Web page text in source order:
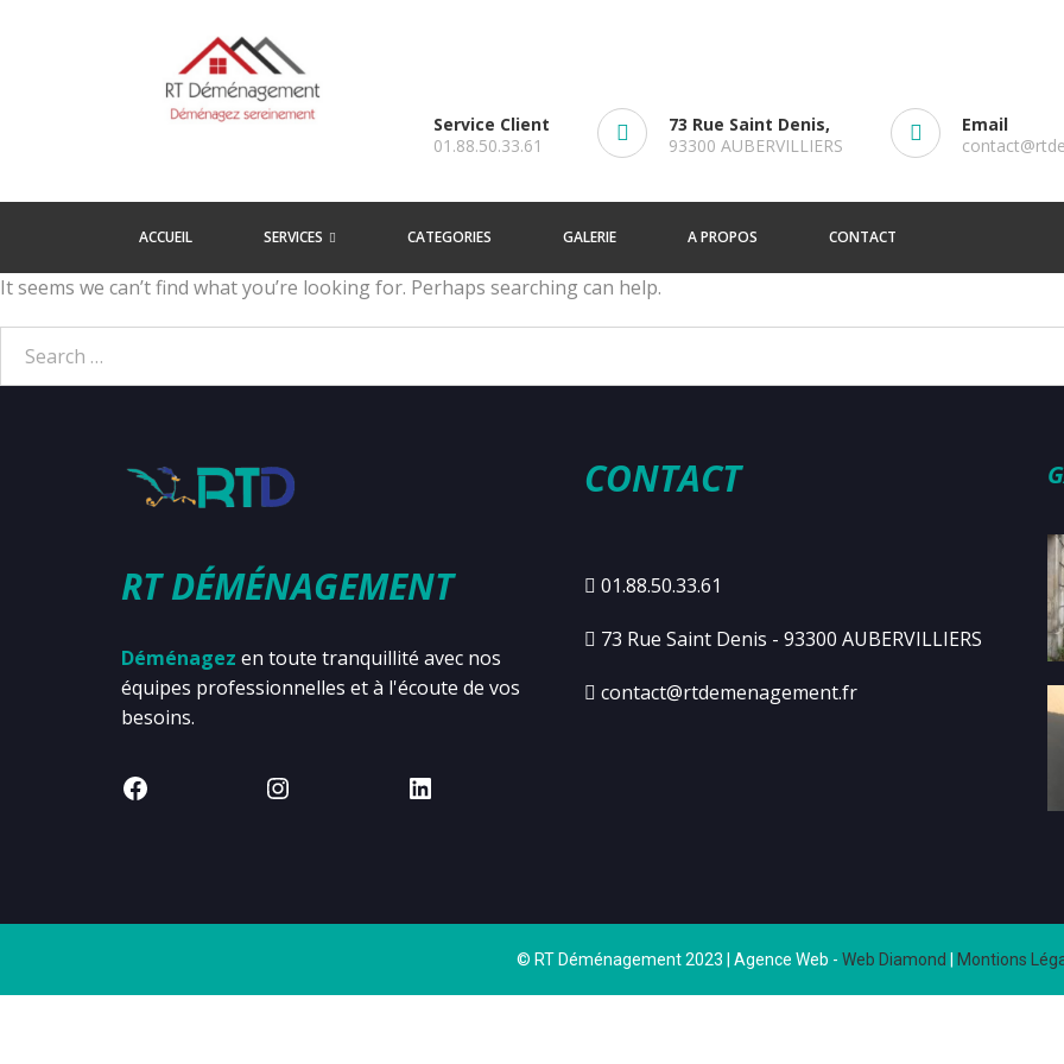
Service Client
01.88.50.33.61
73 Rue Saint Denis,
93300 AUBERVILLIERS
Email
ACCUEIL SERVICES CATEGORIES GALERIE A PROPOS CONTACT
It seems we can’t find what you’re looking for. Perhaps searching can help.
RT DÉMÉNAGEMENT
Déménagez en toute tranquillité avec nos
équipes professionnelles et à l'écoute de vos
besoins.
CONTACT
01.88.50.33.61
73 Rue Saint Denis - 93300 AUBERVILLIERS
contact@rtdemenagement.fr
© RT Déménagement 2023 | Agence Web - Web Diamond Montions